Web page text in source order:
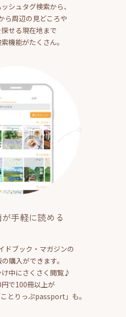
シュタグ検索から、
ら周辺の見どころや
せる現在地まで
機能がたくさん。
手軽に読める
ドブック・マガジンの
購入ができます。
中にさくさく閲覧♪
で100冊以上が
とりっぷpassport」も。